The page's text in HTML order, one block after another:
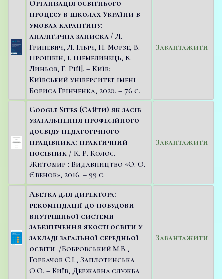
Організація освітнього
процесу в школах України в
умовах карантину:
аналітична записка / Л.
Гриневич, Л. Ільїч, Н. Морзе, В.
Прошкін, І. Шемелинець, К.
Линьов, Г. Рій]. – Київ:
Київський університет імені
Бориса Грінченка, 2020. – 76 с.
Завантажити
Google Sites (Сайти) як засіб
узагальнення професійного
досвіду педагогічного
працівника: практичний
посібник / К. Р. Колос. –
Житомир : Видавництво «О. О.
Євенок», 2016. – 99 с.
Завантажити
Абетка для директора:
рекомендації до побудови
внутрішньої системи
забезпечення якості освіти у
закладі загальної середньої
освіти. /Бобровський М.В.,
Горбачов С.І., Заплотинська
О.О. – Київ, Державна служба
Завантажити